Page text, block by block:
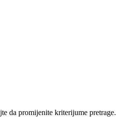
da promijenite kriterijume pretrage.